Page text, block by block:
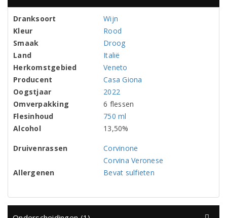
Dranksoort
Wijn
Kleur
Rood
Smaak
Droog
Land
Italië
Herkomstgebied
Veneto
Producent
Casa Giona
Oogstjaar
2022
Omverpakking
6 flessen
Flesinhoud
750 ml
Alcohol
13,50%
Druivenrassen
Corvinone
Corvina Veronese
Allergenen
Bevat sulfieten